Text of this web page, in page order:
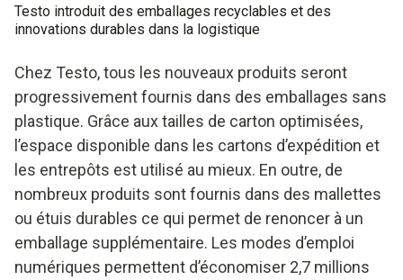
Testo introduit des emballages recyclables et des
innovations durables dans la logistique
Chez Testo, tous les nouveaux produits seront
progressivement fournis dans des emballages sans
plastique. Grâce aux tailles de carton optimisées,
l’espace disponible dans les cartons d’expédition et
les entrepôts est utilisé au mieux. En outre, de
nombreux produits sont fournis dans des mallettes
ou étuis durables ce qui permet de renoncer à un
emballage supplémentaire. Les modes d’emploi
numériques permettent d’économiser 2,7 millions